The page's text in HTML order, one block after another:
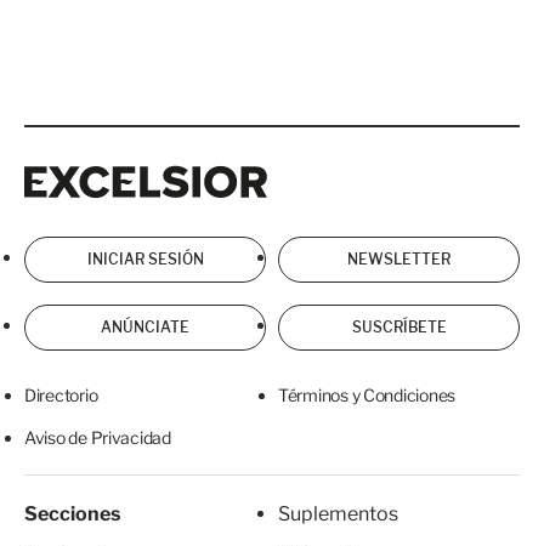
INICIAR SESIÓN NEWSLETTER
ANÚNCIATE SUSCRÍBETE
Directorio Términos y Condiciones
Aviso de Privacidad
Secciones
Suplementos